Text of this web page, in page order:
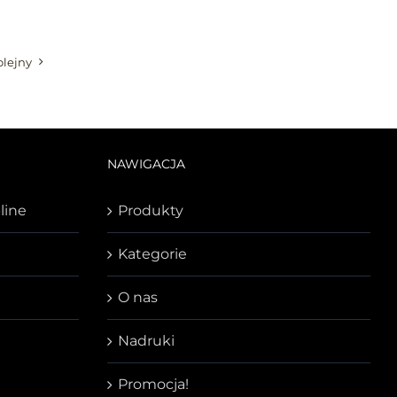
NAWIGACJA
Produkty
Kategorie
O nas
Nadruki
Promocja!